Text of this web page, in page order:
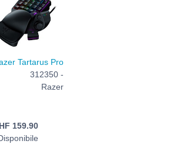
Tartarus Pro
312350 -
Razer
159.90